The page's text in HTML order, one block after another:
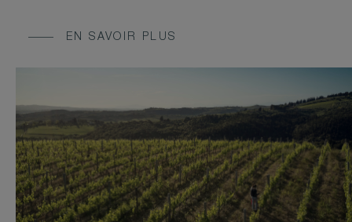
EN SAVOIR PLUS